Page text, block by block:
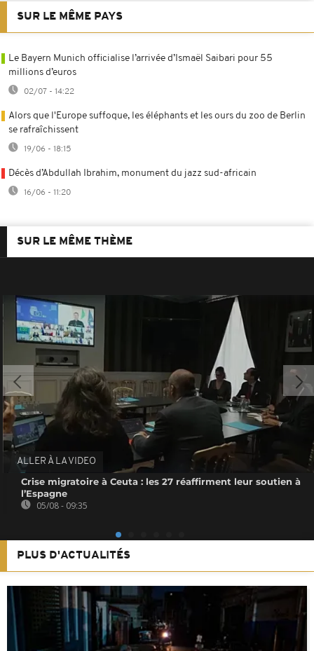
SUR LE MÊME PAYS
Le Bayern Munich officialise l’arrivée d’Ismaël Saibari pour 55
millions d’euros
02/07 - 14:22
Alors que l'Europe suffoque, les éléphants et les ours du zoo de Berlin
se rafraîchissent
19/06 - 18:15
Décès d’Abdullah Ibrahim, monument du jazz sud-africain
16/06 - 11:20
SUR LE MÊME THÈME
ALLER À LA VIDEO
Crise migratoire à Ceuta : les 27 réaffirment leur soutien à
l’Espagne
05/08 - 09:35
PLUS D'ACTUALITÉS